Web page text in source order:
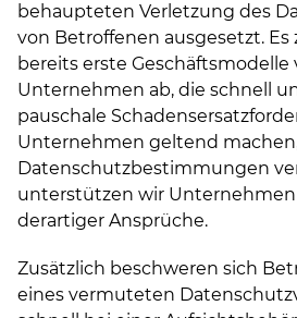
behaupteten Verletzung des
von Betroffenen ausgesetzt. Es
bereits erste Geschäftsmodelle
Unternehmen ab, die schnell
pauschale
Unternehmen geltend
Datenschutzbestimmungen
unterstützen wir
derartiger Ansprüche.
Zusätzlich beschweren sich
eines vermuteten